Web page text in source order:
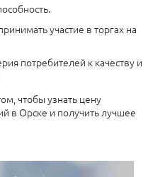
участие в торгах на
потребителей к качеству и
чтобы узнать цену
в Орске и получить лучшее